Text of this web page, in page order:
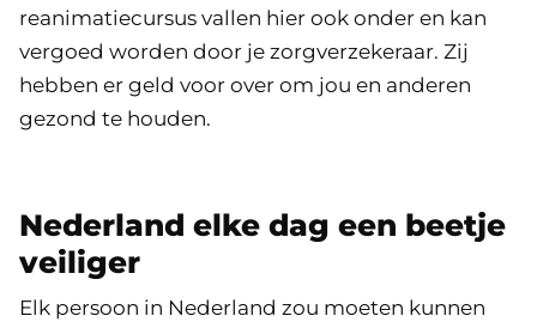
reanimatiecursus vallen hier ook onder en kan
vergoed worden door je zorgverzekeraar. Zij
hebben er geld voor over om jou en anderen
gezond te houden.
Nederland elke dag een beetje
veiliger
Elk persoon in Nederland zou moeten kunnen